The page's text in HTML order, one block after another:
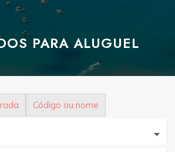
PARA ALUGUEL
Código ou nome